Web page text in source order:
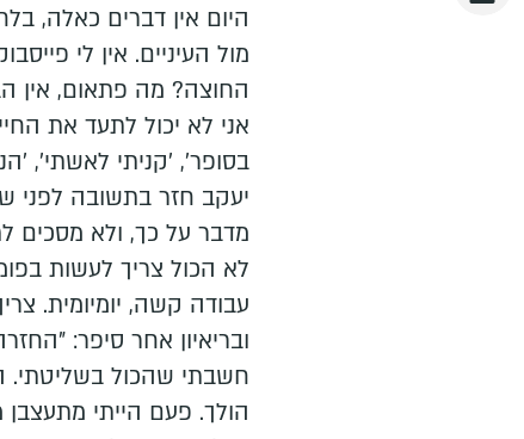
היום אין דברים כאלה,
מול העיניים. אין לי
החוצה? מה פתאום, אין
אני לא יכול לתעד את
בסופר', 'קניתי לאשתי',
יעקב חזר בתשובה לפני
מדבר על כך, ולא מסכים
לא הכול צריך לעשות
עבודה קשה, יומיומית.
ובריאיון אחר סיפר:
חשבתי שהכול בשליטתי.
הולך. פעם הייתי